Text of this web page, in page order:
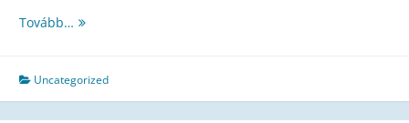
Tovább… Mediáció,
század
békepipája
Uncategorized